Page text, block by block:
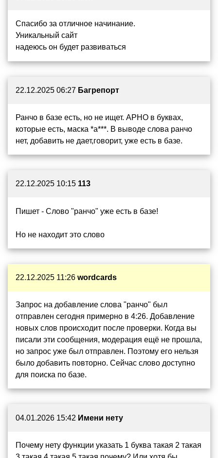
Спасибо за отличное начинание.
Уникальный сайт
надеюсь он будет развиваться
22.12.2025 06:27 Багрепорт
Ранчо в базе есть, но не ищет. АРНО в буквах,
которые есть, маска *а***. В выводе слова ранчо
нет, добавить не дает,говорит, уже есть в базе.
22.12.2025 10:15 113
Пишет - Слово "ранчо" уже есть в базе!
Но не находит это слово
22.12.2025 11:26 wordcards
Запрос на добавление слова "ранчо" был
отправлен сегодня примерно в 4:26. Добавление
новых слов происходит после проверки. Когда вы
писали эти сообщения, модерация ещё не прошла,
но запрос уже был отправлен. Поэтому его нельзя
было добавить повторно. Сейчас слово доступно
для поиска по базе.
04.01.2026 15:42 Имени нету
Почему нету функции указать 1 буква такая 2 такая